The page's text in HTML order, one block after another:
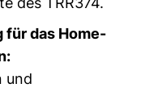
das Home-
und